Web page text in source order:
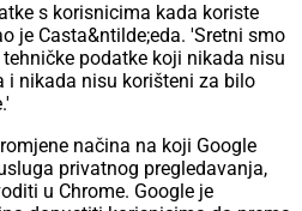
s korisnicima kada koriste
je Casta&ntilde;eda. 'Sretni smo
podatke koji nikada nisu
i nikada nisu korišteni za bilo
načina na koji Google
privatnog pregledavanja,
u Chrome. Google je